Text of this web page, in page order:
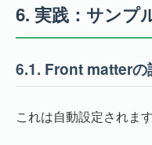
6. 実践：サンプ
6.1. Front matterの
これは自動設定されます